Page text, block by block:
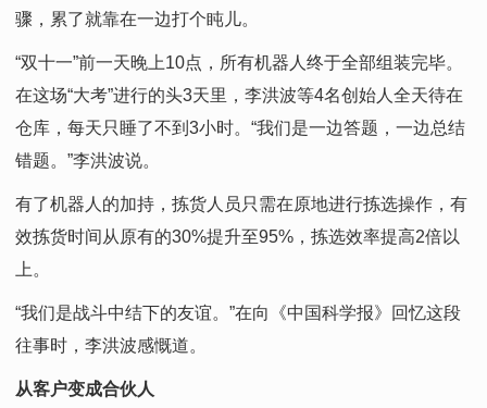
骤，累了就靠在一边打个盹儿。
“双十一”前一天晚上10点，所有机器人终于全部组装完毕。
在这场“大考”进行的头3天里，李洪波等4名创始人全天待在
仓库，每天只睡了不到3小时。“我们是一边答题，一边总结
错题。”李洪波说。
有了机器人的加持，拣货人员只需在原地进行拣选操作，有
效拣货时间从原有的30%提升至95%，拣选效率提高2倍以
上。
“我们是战斗中结下的友谊。”在向《中国科学报》回忆这段
往事时，李洪波感慨道。
从客户变成合伙人